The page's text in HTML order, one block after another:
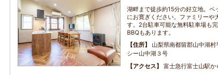
湖畔まで徒歩約15分の好立地。ペ
にお寛ぎください。ファミリーや
す。2台駐車可能な無料駐車場も
BBQもあります。
住所
山梨県南都留郡山中湖
シー山中湖３号
アクセス
富士急行富士山駅